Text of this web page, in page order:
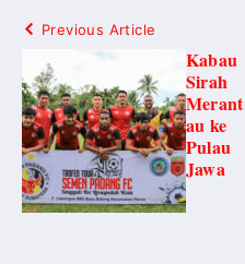
Previous Article
Kabau
Sirah
Merant
au ke
Pulau
Jawa